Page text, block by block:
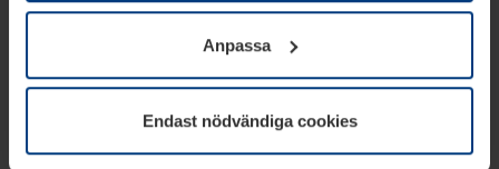
godkännande kan du när som helst ändra eller återkalla i
informationen om kakor underDataskyddsförklaring
vår webbplats.
Anpassa
Endast nödvändiga cookies